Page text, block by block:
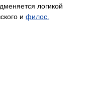
логикой
и филос.